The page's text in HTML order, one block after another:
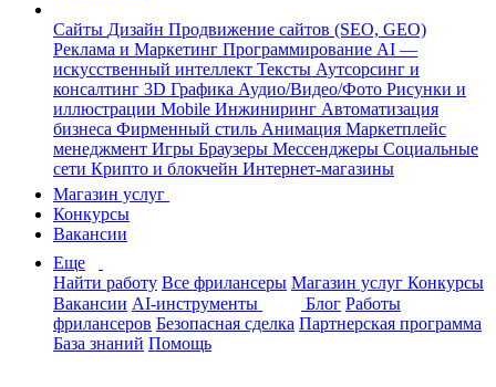
Сайты Дизайн Продвижение сайтов (SEO, GEO)
Реклама и Маркетинг Программирование AI —
искусственный интеллект Тексты Аутсорсинг и
консалтинг 3D Графика Аудио/Видео/Фото Рисунки и
иллюстрации Mobile Инжиниринг Автоматизация
бизнеса Фирменный стиль Анимация Маркетплейс
менеджмент Игры Браузеры Мессенджеры Социальные
сети Крипто и блокчейн Интернет-магазины
Магазин услуг
Конкурсы
Вакансии
Еще
Найти работу Все фрилансеры Магазин услуг Конкурсы
Вакансии AI-инструменты Блог Работы
фрилансеров Безопасная сделка Партнерская программа
База знаний Помощь